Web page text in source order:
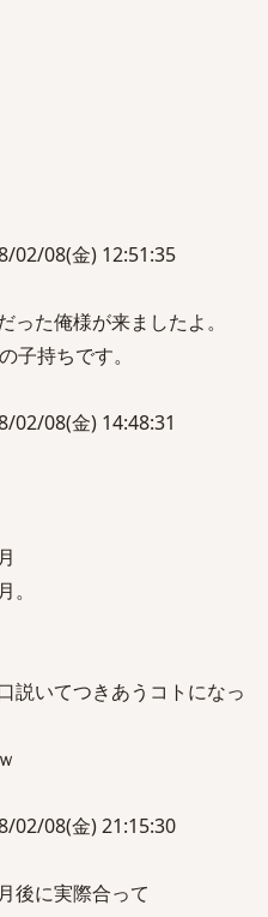
02/08(金) 12:51:35
った俺様が来ましたよ。
子持ちです。
02/08(金) 14:48:31
説いてつきあうコトになっ
02/08(金) 21:15:30
後に実際合って